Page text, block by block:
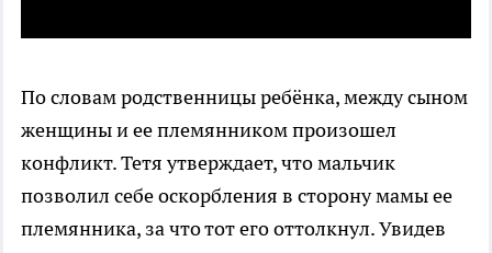
По словам родственницы ребёнка, между сыном
женщины и ее племянником произошел
конфликт. Тетя утверждает, что мальчик
позволил себе оскорбления в сторону мамы ее
племянника, за что тот его оттолкнул. Увидев